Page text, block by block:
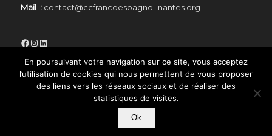
Mail :contact@ccfrancoespagnol-nantes.org
Facebook
Instagram
LinkedIn
En poursuivant votre navigation sur ce site, vous acceptez
l’utilisation de cookies qui nous permettent de vous proposer
des liens vers les réseaux sociaux et de réaliser des
statistiques de visites.
Ok